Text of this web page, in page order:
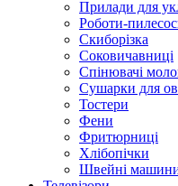
Прилади для
Роботи-
Скиборізка
Соковичавниці
Спінювачі
Сушарки для
Тостери
Фени
Фритюрниці
Хлібопічки
Швейні